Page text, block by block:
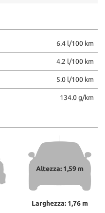
6.4 l/100 km
4.2 l/100 km
5.0 l/100 km
134.0 g/km
Altezza: 1,59 m
Larghezza: 1,76 m